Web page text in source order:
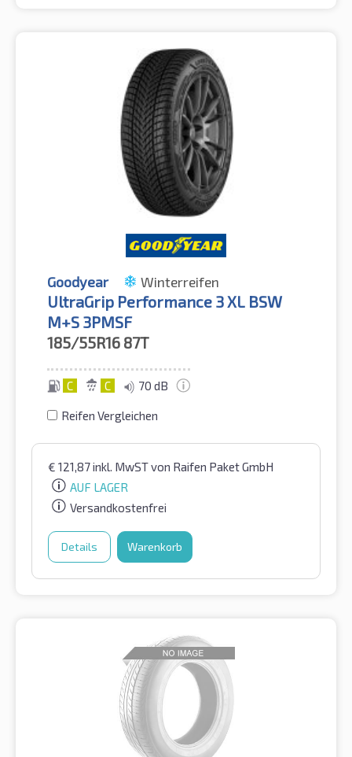
Goodyear Winterreifen
UltraGrip Performance 3 XL BSW
M+S 3PMSF
185/55R16 87T
C C 70 dB
Reifen Vergleichen
€ 121,87inkl. MwSTvon Raifen Paket GmbH
AUF LAGER
Versandkostenfrei
Details Warenkorb